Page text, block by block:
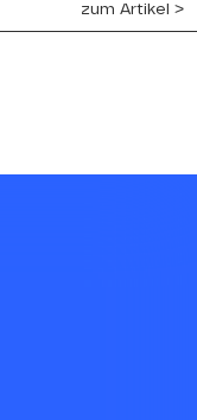
zum Artikel ˃